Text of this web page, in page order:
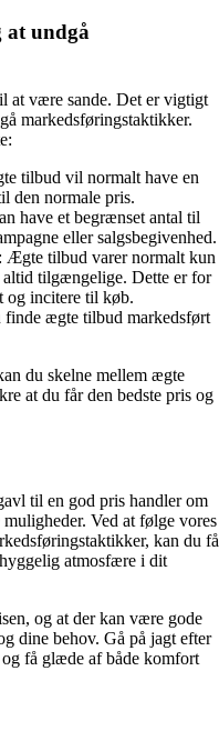
at undgå
at være sande. Det er vigtigt
markedsføringstaktikker.
tilbud vil normalt have en
den normale pris.
have et begrænset antal til
eller salgsbegivenhed.
tilbud varer normalt kun
tilgængelige. Dette er for
og incitere til køb.
finde ægte tilbud markedsført
du skelne mellem ægte
at du får den bedste pris og
til en god pris handler om
Ved at følge vores
kan du få
atmosfære i dit
og at der kan være gode
dine behov. Gå på jagt efter
få glæde af både komfort